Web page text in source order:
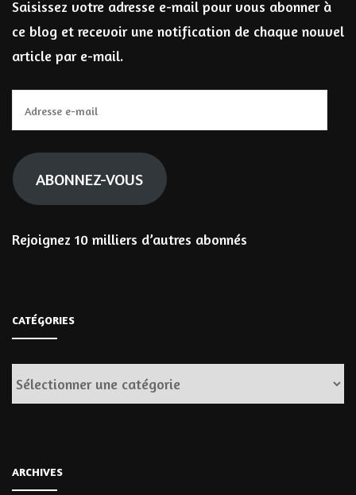
Saisissez votre adresse e-mail pour vous abonner à
ce blog et recevoir une notification de chaque nouvel
article par e-mail.
e-
mail
ABONNEZ-VOUS
Rejoignez 10 milliers d’autres abonnés
CATÉGORIES
Catégories
ARCHIVES